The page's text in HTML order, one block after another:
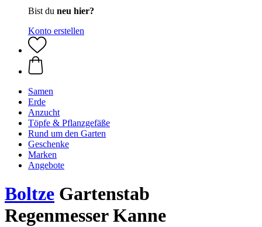
Bist du neu hier?
Konto erstellen
Samen
Erde
Anzucht
Töpfe & Pflanzgefäße
Rund um den Garten
Geschenke
Marken
Angebote
Boltze Gartenstab
Regenmesser Kanne